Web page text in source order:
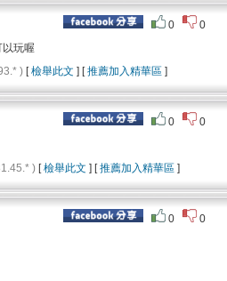
0
0
玩喔
) [檢舉此文 ] [推薦加入精華區 ]
0
0
) [檢舉此文 ] [推薦加入精華區 ]
0
0